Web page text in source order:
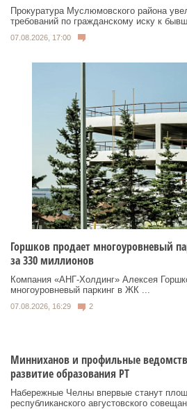
Прокуратура Муслюмовского района
требований по гражданскому иску к
07.08.2026, 17:00
Горшков продает многоуровневый
за 330 миллионов
Компания «АНГ-Холдинг» Алексея
многоуровневый паркинг в ЖК ...
07.08.2026, 16:29 2
Минниханов и профильные
развитие образования РТ
Набережные Челны впервые станут
республиканского августовского